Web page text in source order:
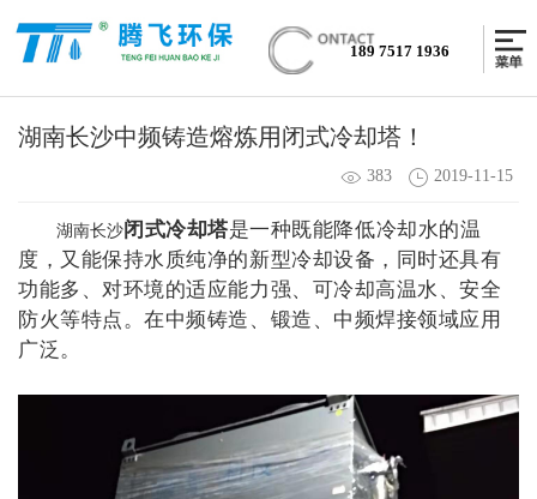
189 7517 1936
湖南长沙中频铸造熔炼用闭式冷却塔！
383 2019-11-15
湖南长沙闭式冷却塔是一种既能降低冷却水的温
度，又能保持水质纯净的新型冷却设备，同时还具有
功能多、对环境的适应能力强、可冷却高温水、安全
防火等特点。在中频铸造、锻造、中频焊接领域应用
广泛。